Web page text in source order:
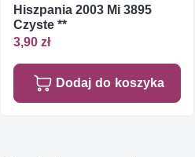
Hiszpania 2003 Mi 3895
Czyste **
3,90 zł
Dodaj do koszyka